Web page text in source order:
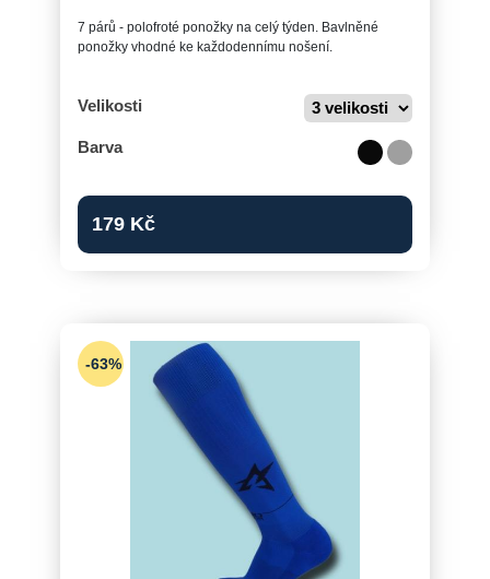
7 párů - polofroté ponožky na celý týden. Bavlněné
ponožky vhodné ke každodennímu nošení.
Velikosti
Barva
179 Kč
-63%